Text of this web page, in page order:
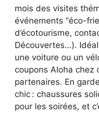
mois des visites
événements “éco-
d’écotourisme,
Découvertes…).
une voiture ou un
coupons Aloha chez
partenaires. En
chic : chaussures
pour les soirées, et